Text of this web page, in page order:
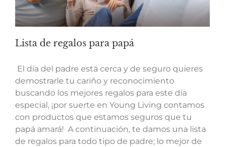
Lista de regalos para papá
El día del padre está cerca y de seguro quieres
demostrarle tu cariño y reconocimiento
buscando los mejores regalos para este día
especial, ¡por suerte en Young Living contamos
con productos que estamos seguros que tu
papá amará! A continuación, te damos una lista
de regalos para todo tipo de padre; lo mejor de